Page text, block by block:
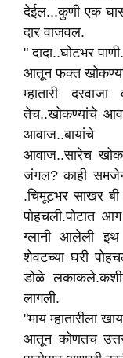
देईल...कुणी एक
दार वाजवल.
" दादा..घोटभर
आतून फक्त
म्हातारी
तेच..खोकण्यांचे
आवाज..बायांचे
आवाज..सारेच
जंगल? काही
.चिमूटभर साखर बी
पोहचली.पोटात
ग्लानी आलेली
शेवटच्या घरी
डोळे
लागली.
"माय म्हातारीला
आतून कोणतच